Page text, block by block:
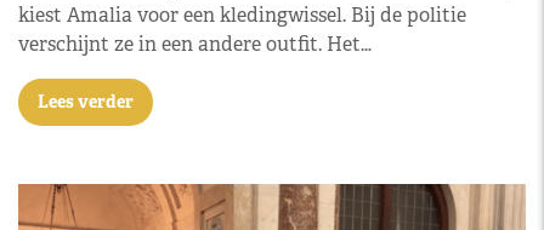
kiest Amalia voor een kledingwissel. Bij de politie
verschijnt ze in een andere outfit. Het…
Lees verder